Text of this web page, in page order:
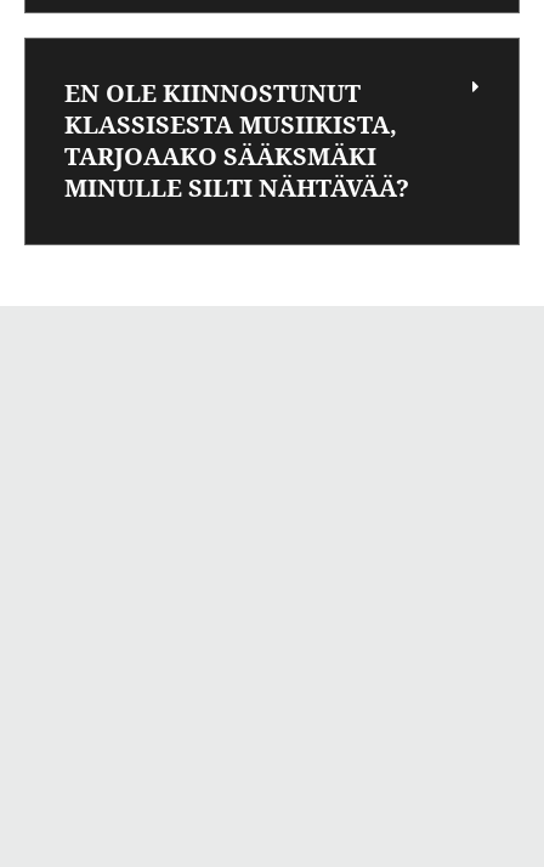
EN OLE KIINNOSTUNUT
KLASSISESTA MUSIIKISTA,
TARJOAAKO SÄÄKSMÄKI
MINULLE SILTI NÄHTÄVÄÄ?